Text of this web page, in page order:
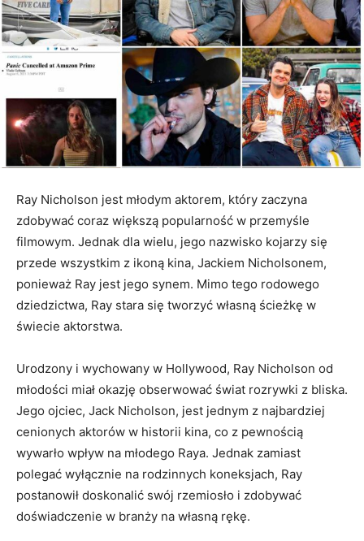
Ray Nicholson jest młodym aktorem, który zaczyna
zdobywać coraz większą popularność w przemyśle
filmowym. Jednak dla wielu, jego nazwisko kojarzy się
przede wszystkim z ikoną kina, Jackiem Nicholsonem,
ponieważ Ray jest jego synem. Mimo tego rodowego
dziedzictwa, Ray stara się tworzyć własną ścieżkę w
świecie aktorstwa.
Urodzony i wychowany w Hollywood, Ray Nicholson od
młodości miał okazję obserwować świat rozrywki z bliska.
Jego ojciec, Jack Nicholson, jest jednym z najbardziej
cenionych aktorów w historii kina, co z pewnością
wywarło wpływ na młodego Raya. Jednak zamiast
polegać wyłącznie na rodzinnych koneksjach, Ray
postanowił doskonalić swój rzemiosło i zdobywać
doświadczenie w branży na własną rękę.